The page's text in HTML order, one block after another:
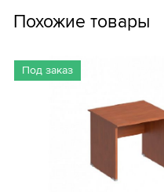
Похожие товары
Под заказ